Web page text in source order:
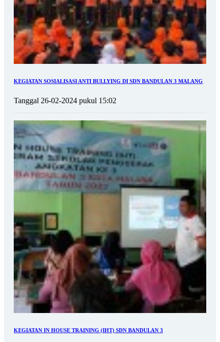
KEGIATAN SOSIALISASI ANTI BULLYING DI SDN BANDULAN 3 MALANG
Tanggal 26-02-2024 pukul 15:02
KEGIATAN IN HOUSE TRAINING (IHT) SDN BANDULAN 3